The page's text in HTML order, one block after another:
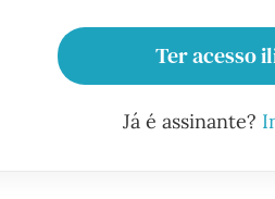
Ter acesso
Já é assinante?